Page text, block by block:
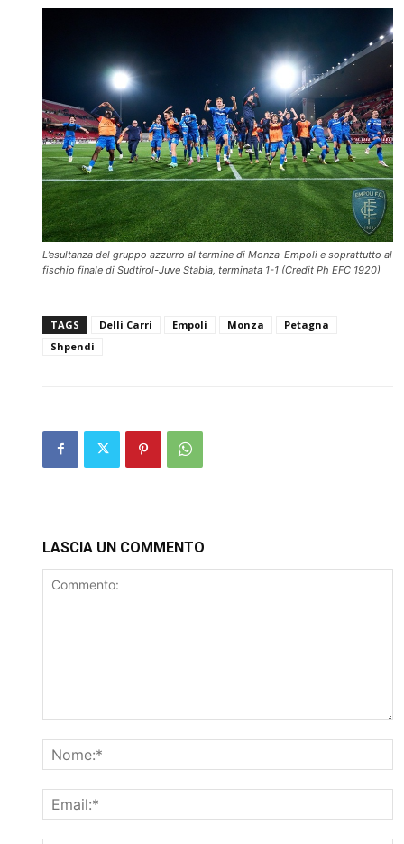
L’esultanza del gruppo azzurro al termine di Monza-Empoli e soprattutto al
fischio finale di Sudtirol-Juve Stabia, terminata 1-1 (Credit Ph EFC 1920)
TAGS Delli Carri Empoli Monza
Petagna
Shpendi
LASCIA UN COMMENTO